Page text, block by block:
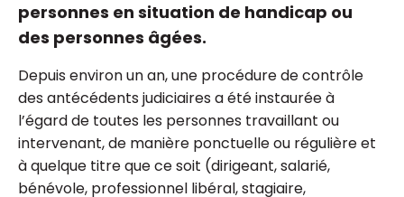
personnes en situation de handicap ou
des personnes âgées.
Depuis environ un an, une procédure de contrôle
des antécédents judiciaires a été instaurée à
l’égard de toutes les personnes travaillant ou
intervenant, de manière ponctuelle ou régulière et
à quelque titre que ce soit (dirigeant, salarié,
bénévole, professionnel libéral, stagiaire,